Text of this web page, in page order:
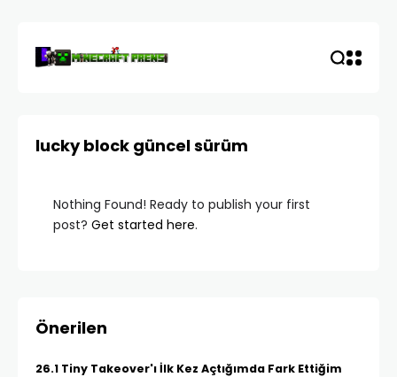
lucky block güncel sürüm
Nothing Found! Ready to publish your first
post? Get started here.
Önerilen
26.1 Tiny Takeover'ı İlk Kez Açtığımda Fark Ettiğim